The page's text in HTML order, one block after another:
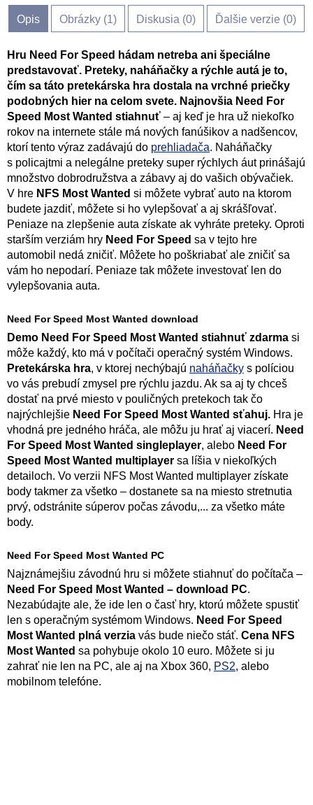
Opis Obrázky (1) Diskusia (0) Ďalšie verzie (0)
Hru Need For Speed hádam netreba ani špeciálne
predstavovať. Preteky, naháňačky a rýchle autá je to,
čím sa táto pretekárska hra dostala na vrchné priečky
podobných hier na celom svete. Najnovšia Need For
Speed Most Wanted stiahnuť – aj keď je hra už niekoľko
rokov na internete stále má nových fanúšikov a nadšencov,
ktorí tento výraz zadávajú do prehliadača. Naháňačky
s policajtmi a nelegálne preteky super rýchlych áut prinášajú
množstvo dobrodružstva a zábavy aj do vašich obývačiek.
V hre NFS Most Wanted si môžete vybrať auto na ktorom
budete jazdiť, môžete si ho vylepšovať a aj skrášľovať.
Peniaze na zlepšenie auta získate ak vyhráte preteky. Oproti
starším verziám hry Need For Speed sa v tejto hre
automobil nedá zničiť. Môžete ho poškriabať ale zničiť sa
vám ho nepodarí. Peniaze tak môžete investovať len do
vylepšovania auta.
Need For Speed Most Wanted download
Demo Need For Speed Most Wanted stiahnuť zdarma si
môže každý, kto má v počítači operačný systém Windows.
Pretekárska hra, v ktorej nechýbajú naháňačky s políciou
vo vás prebudí zmysel pre rýchlu jazdu. Ak sa aj ty chceš
dostať na prvé miesto v pouličných pretekoch tak čo
najrýchlejšie Need For Speed Most Wanted sťahuj. Hra je
vhodná pre jedného hráča, ale môžu ju hrať aj viacerí. Need
For Speed Most Wanted singleplayer, alebo Need For
Speed Most Wanted multiplayer sa líšia v niekoľkých
detailoch. Vo verzii NFS Most Wanted multiplayer získate
body takmer za všetko – dostanete sa na miesto stretnutia
prvý, odstránite súperov počas závodu,... za všetko máte
body.
Need For Speed Most Wanted PC
Najznámejšiu závodnú hru si môžete stiahnuť do počítača –
Need For Speed Most Wanted – download PC.
Nezabúdajte ale, že ide len o časť hry, ktorú môžete spustiť
len s operačným systémom Windows. Need For Speed
Most Wanted plná verzia vás bude niečo stáť. Cena NFS
Most Wanted sa pohybuje okolo 10 euro. Môžete si ju
zahrať nie len na PC, ale aj na Xbox 360, PS2, alebo
mobilnom telefóne.